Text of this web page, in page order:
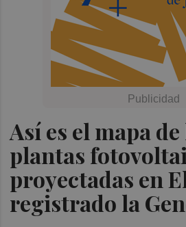
Así es el mapa
plantas
proyectadas en
registrado la